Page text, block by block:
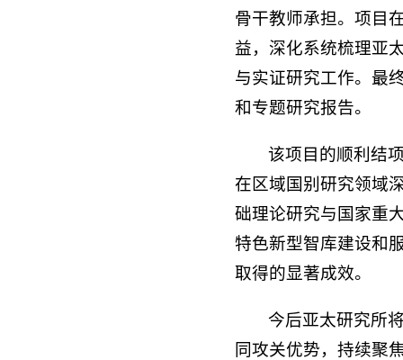
骨干教师承担。项目
益，深化系统梳理亚
与实证研究工作。最
和专题研究报告。
该项目的顺利结
在区域国别研究领域
础理论研究与国家重
特色新型智库建设和
取得的显著成效。
今后亚太研究所
同攻关优势，持续聚